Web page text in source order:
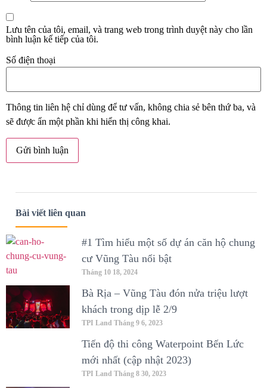
Lưu tên của tôi, email, và trang web trong trình duyệt này cho lần
bình luận kế tiếp của tôi.
Số điện thoại
Thông tin liên hệ chỉ dùng để tư vấn, không chia sẻ bên thứ ba, và
sẽ được ẩn một phần khi hiển thị công khai.
Bài viết liên quan
#1 Tìm hiểu một số dự án căn hộ chung
cư Vũng Tàu nổi bật
Tháng 10 18, 2024
Bà Rịa – Vũng Tàu đón nửa triệu lượt
khách trong dịp lễ 2/9
TPI Land Tháng 9 6, 2023
Tiến độ thi công Waterpoint Bến Lức
mới nhất (cập nhật 2023)
TPI Land Tháng 8 30, 2023